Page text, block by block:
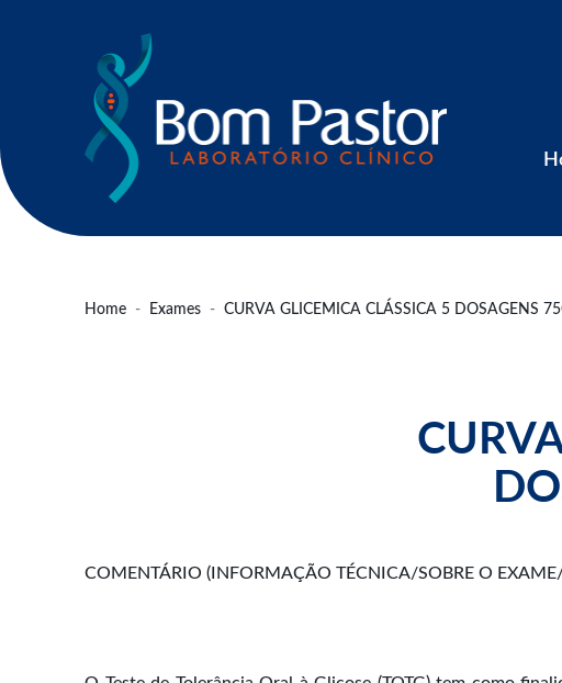
Home Exames CURVA GLICEMICA CLÁSSICA 5 DOSAGENS
COMENTÁRIO (INFORMAÇÃO TÉCNICA/SOBRE O